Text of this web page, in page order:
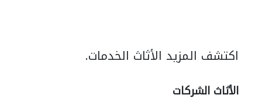
اكتشف المزيد الأثاث الخدمات.
الأثاث الشركات